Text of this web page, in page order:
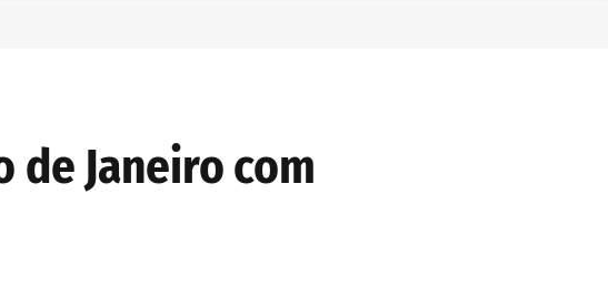
de Janeiro com